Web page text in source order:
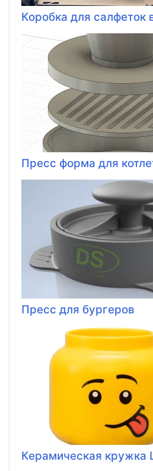
Коробка для салфеток
Пресс форма для
Пресс для бургеров
Керамическая кружка